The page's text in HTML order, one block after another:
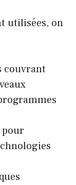
utilisées, on
couvrant
pour